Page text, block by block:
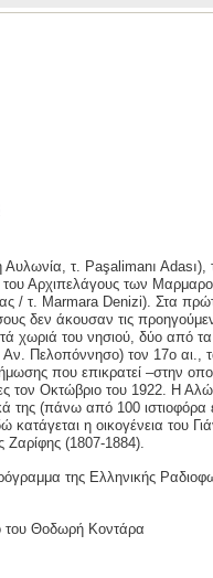
τ. Paşalimanı Adası),
του Αρχιπελάγους των
/ τ. Marmara Denizi). Στα
δεν άκουσαν τις
χωριά του νησιού, δύο από
Πελοπόννησο) τον 17ο αι.,
που επικρατεί –στην
τον Οκτώβριο του 1922. Η
της (πάνω από 100 ιστιοφόρα
η οικογένεια του
Ζαρίφης (1807-1884).
της Ελληνικής
του Θοδωρή Κοντάρα